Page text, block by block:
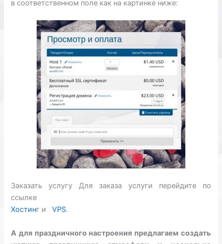
в соответственном поле как на картинке ниже:
Заказать услугу Для заказа услуги перейдите по
ссылке
Хостинг и VPS.
А для праздничного настроения предлагаем создать